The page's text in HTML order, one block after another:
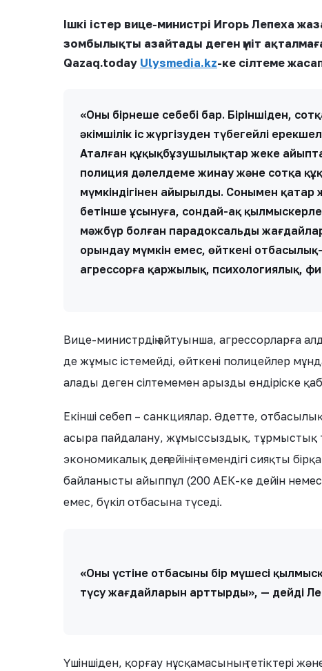
Ішкі істер вице-министрі Игорь Лепеха
зомбылықты азайтады деген үміт
Qazaq.today Ulysmedia.kz-ке сілтеме
«Оның бірнеше себебі бар. Біріншіден,
әкімшілік іс жүргізуден түбегейлі
Аталған құқықбұзушылықтар жеке
полиция дәлелдеме жинау және сотқа
мүмкіндігінен айырылды. Сонымен қатар
бетінше ұсынуға, сондай-ақ
мәжбүр болған парадоксальды
орындау мүмкін емес, өйткені
агрессорға қаржылық, психологиялық,
Вице-министрдің айтуынша, агрессорларға
де жұмыс істемейді, өйткені полицейлер
алады деген сілтемемен арызды өндіріске
Екінші себеп – санкциялар. Әдетте,
асыра пайдалану, жұмыссыздық, тұрмыстық
экономикалық деңгейінің төмендігі сияқты
байланысты айыппұл (200 АЕК-ке дейін
емес, бүкіл отбасына түседі.
«Оның үстіне отбасының бір мүшесі
түсу жағдайларын арттырды», — дейді
Үшіншіден, қорғау нұсқамасының тетіктері